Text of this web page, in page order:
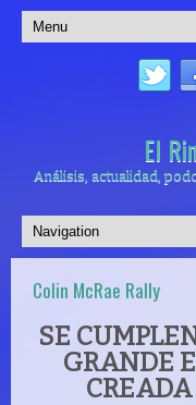
El
Análisis, actualidad,
Colin McRae Rally
SE
GRANDE